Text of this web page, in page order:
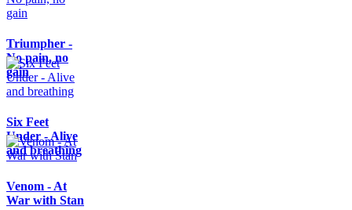
Triumpher -
No pain, no
gain
Six Feet
Under - Alive
and breathing
Venom - At
War with Stan